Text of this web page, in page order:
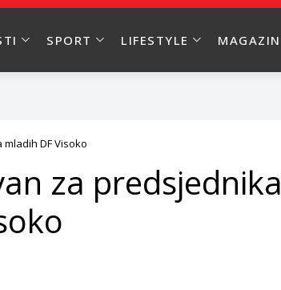
SPORT LIFESTYLE MAGAZIN
DF Visoko
za predsjednika